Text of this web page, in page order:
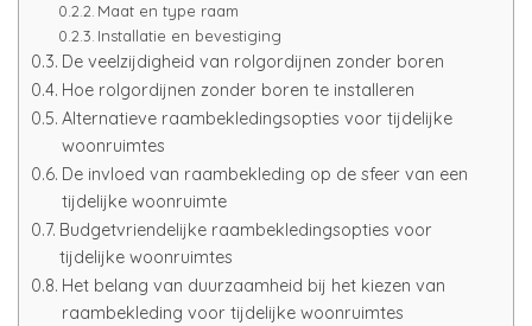
Maat en type raam
Installatie en bevestiging
De veelzijdigheid van rolgordijnen zonder boren
Hoe rolgordijnen zonder boren te installeren
Alternatieve raambekledingsopties voor tijdelijke
woonruimtes
De invloed van raambekleding op de sfeer van een
tijdelijke woonruimte
Budgetvriendelijke raambekledingsopties voor
tijdelijke woonruimtes
Het belang van duurzaamheid bij het kiezen van
raambekleding voor tijdelijke woonruimtes